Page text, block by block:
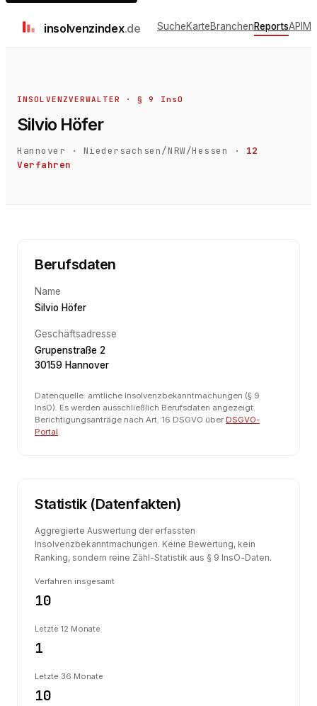
insolvenzindex.de SucheKarteBranchenReportsAPI
INSOLVENZVERWALTER · § 9 InsO
Silvio Höfer
Hannover · Niedersachsen/NRW/Hessen ·
12
Verfahren
Berufsdaten
Name
Silvio Höfer
Geschäftsadresse
Grupenstraße 2
30159 Hannover
Datenquelle: amtliche Insolvenzbekanntmachungen (§ 9
InsO). Es werden ausschließlich Berufsdaten angezeigt.
Berichtigungsanträge nach Art. 16 DSGVO über DSGVO-
Portal.
Statistik (Datenfakten)
Aggregierte Auswertung der erfassten
Insolvenzbekanntmachungen. Keine Bewertung, kein
Ranking, sondern reine Zähl-Statistik aus § 9 InsO-Daten.
Verfahren insgesamt
10
Letzte 12 Monate
1
Letzte 36 Monate
10